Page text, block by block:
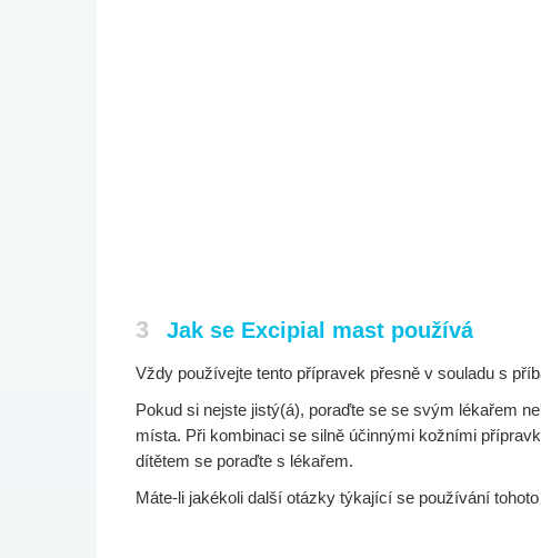
3 Jak se Excipial mast používá
Vždy používejte tento přípravek přesně v souladu s
Pokud si nejste jistý(á), poraďte se se svým lékařem
místa. Při kombinaci se silně účinnými kožními
dítětem se poraďte s lékařem.
Máte-li jakékoli další otázky týkající se používání